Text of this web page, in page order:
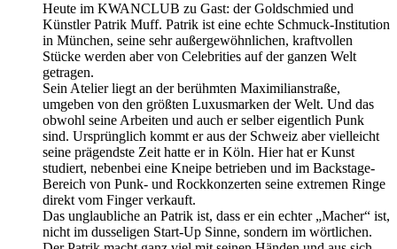
Heute im KWANCLUB zu Gast: der Goldschmied und
Künstler Patrik Muff. Patrik ist eine echte Schmuck-Institution
in München, seine sehr außergewöhnlichen, kraftvollen
Stücke werden aber von Celebrities auf der ganzen Welt
getragen.
Sein Atelier liegt an der berühmten Maximilianstraße,
umgeben von den größten Luxusmarken der Welt. Und das
obwohl seine Arbeiten und auch er selber eigentlich Punk
sind. Ursprünglich kommt er aus der Schweiz aber vielleicht
seine prägendste Zeit hatte er in Köln. Hier hat er Kunst
studiert, nebenbei eine Kneipe betrieben und im Backstage-
Bereich von Punk- und Rockkonzerten seine extremen Ringe
direkt vom Finger verkauft.
Das unglaubliche an Patrik ist, dass er ein echter „Macher“ ist,
nicht im dusseligen Start-Up Sinne, sondern im wörtlichen.